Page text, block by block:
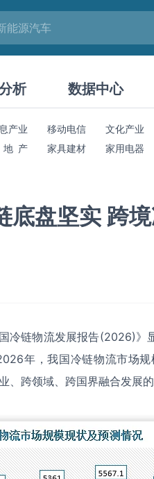
析 数据中心
产业 移动电信 文化产业
地 产
家具建材 家用电器
底盘坚实 跨
冷链物流发展报告(2026)》
年，我国冷链物流市场
跨领域、跨国界融合发展的